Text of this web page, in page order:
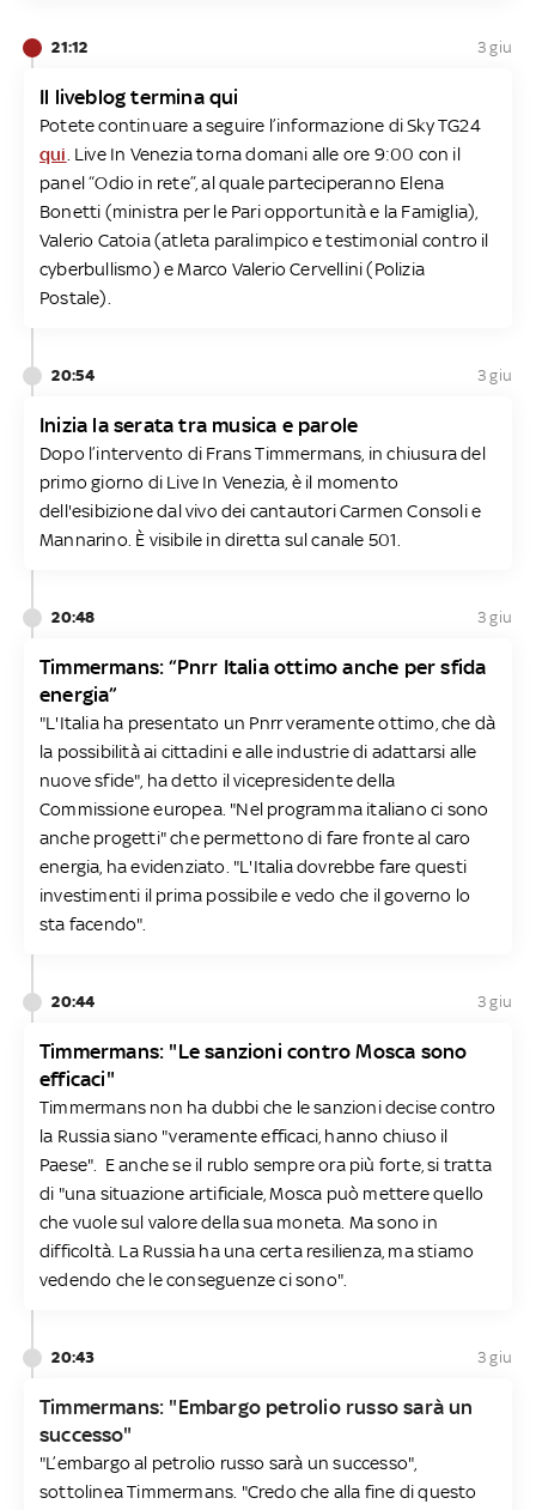
21:12 3 giu
Il liveblog termina qui
Potete continuare a seguire l’informazione di Sky TG24
qui . Live In Venezia torna domani alle ore 9:00 con il
panel “Odio in rete”, al quale parteciperanno Elena
Bonetti (ministra per le Pari opportunità e la Famiglia),
Valerio Catoia (atleta paralimpico e testimonial contro il
cyberbullismo) e Marco Valerio Cervellini (Polizia
Postale).
20:54 3 giu
Inizia la serata tra musica e parole
Dopo l’intervento di Frans Timmermans, in chiusura del
primo giorno di Live In Venezia, è il momento
dell'esibizione dal vivo dei cantautori Carmen Consoli e
Mannarino. È visibile in diretta sul canale 501.
20:48 3 giu
Timmermans: “Pnrr Italia ottimo anche per sfida
energia”
"L'Italia ha presentato un Pnrr veramente ottimo, che dà
la possibilità ai cittadini e alle industrie di adattarsi alle
nuove sfide", ha detto il vicepresidente della
Commissione europea. "Nel programma italiano ci sono
anche progetti" che permettono di fare fronte al caro
energia, ha evidenziato. "L'Italia dovrebbe fare questi
investimenti il prima possibile e vedo che il governo lo
sta facendo".
20:44 3 giu
Timmermans: "Le sanzioni contro Mosca sono
efficaci"
Timmermans non ha dubbi che le sanzioni decise contro
la Russia siano "veramente efficaci, hanno chiuso il
Paese". E anche se il rublo sempre ora più forte, si tratta
di "una situazione artificiale, Mosca può mettere quello
che vuole sul valore della sua moneta. Ma sono in
difficoltà. La Russia ha una certa resilienza, ma stiamo
vedendo che le conseguenze ci sono".
20:43 3 giu
Timmermans: "Embargo petrolio russo sarà un
successo"
"L’embargo al petrolio russo sarà un successo",
sottolinea Timmermans. "Credo che alla fine di questo